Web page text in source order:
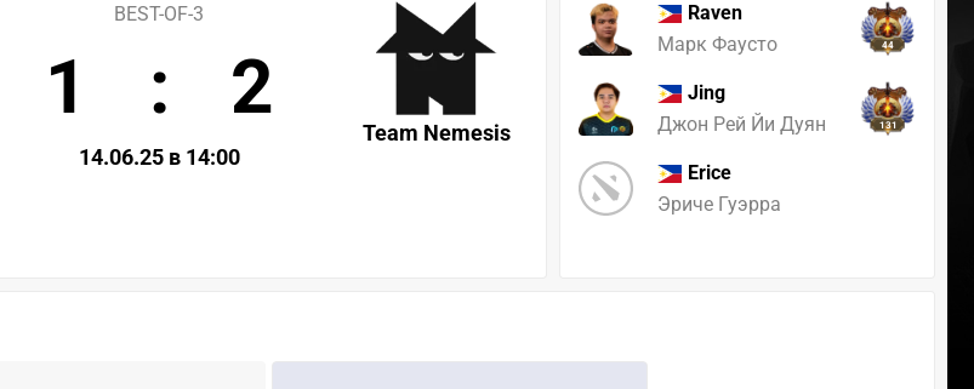
Raven
Марк Фаусто
44
Jing
Джон Рей Йи Дуян
131
Erice
Эриче Гуэрра
Team Nemesis
BEST-OF-3
1 : 2
14.06.25 в 14:00